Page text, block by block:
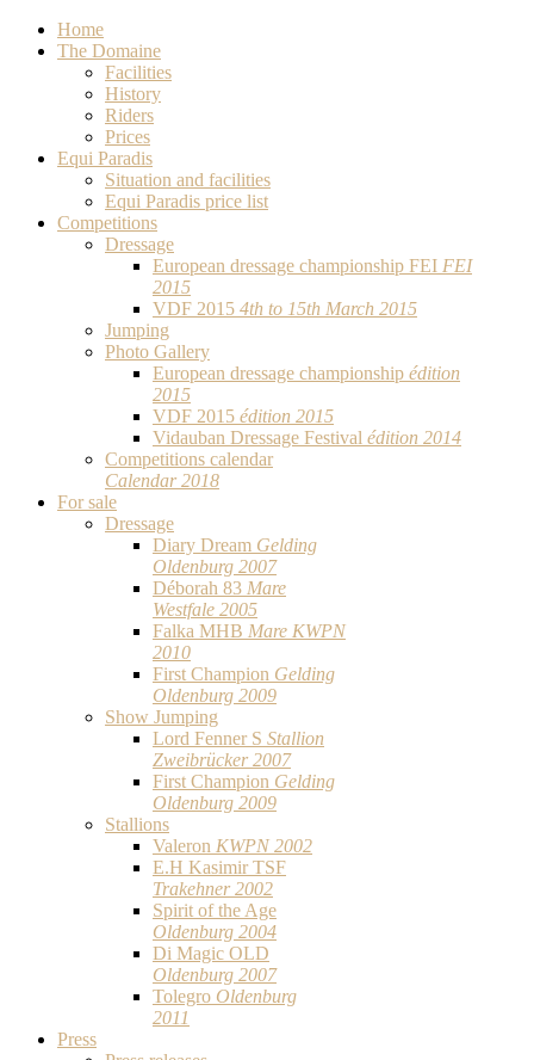
Home
The Domaine
Facilities
History
Riders
Prices
Equi Paradis
Situation and facilities
Equi Paradis price list
Competitions
Dressage
European dressage championship FEI FEI
2015
VDF 2015 4th to 15th March 2015
Jumping
Photo Gallery
European dressage championship édition
2015
VDF 2015 édition 2015
Vidauban Dressage Festival édition 2014
Competitions calendar
Calendar 2018
For sale
Dressage
Diary Dream Gelding
Oldenburg 2007
Déborah 83 Mare
Westfale 2005
Falka MHB Mare KWPN
2010
First Champion Gelding
Oldenburg 2009
Show Jumping
Lord Fenner S Stallion
Zweibrücker 2007
First Champion Gelding
Oldenburg 2009
Stallions
Valeron KWPN 2002
E.H Kasimir TSF
Trakehner 2002
Spirit of the Age
Oldenburg 2004
Di Magic OLD
Oldenburg 2007
Tolegro Oldenburg
2011
Press